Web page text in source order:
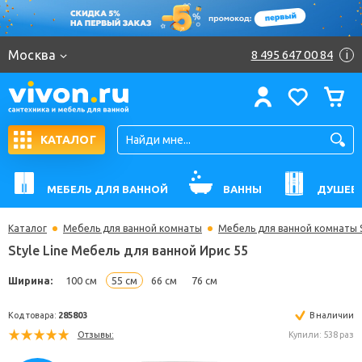
Москва 8 495 647 00 84 i
КАТАЛОГ
МЕБЕЛЬ ДЛЯ ВАННОЙ ВАННЫ
Каталог Мебель для ванной комнаты Мебель для ванной комнаты
Style Line Мебель для ванной Ирис 55
Ширина: 100 см